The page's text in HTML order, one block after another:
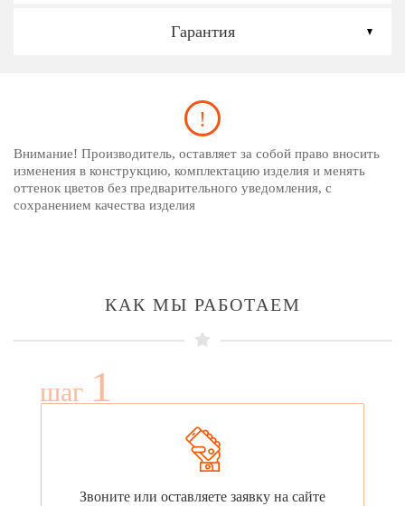
Гарантия
Внимание! Производитель, оставляет за собой право вносить
изменения в конструкцию, комплектацию изделия и менять
оттенок цветов без предварительного уведомления, с
сохранением качества изделия
КАК МЫ РАБОТАЕМ
шаг 1
Звоните или оставляете заявку на сайте